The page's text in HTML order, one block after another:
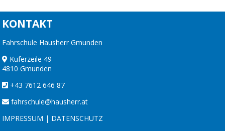
KONTAKT
Fahrschule Hausherr Gmunden
Kuferzeile 49
4810 Gmunden
+43 7612 646 87
fahrschule@hausherr.at
IMPRESSUM | DATENSCHUTZ